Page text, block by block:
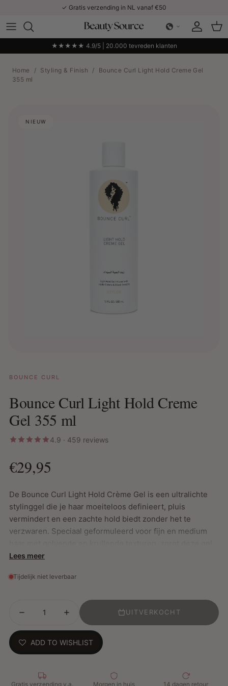
✓ Gratis verzending in NL vanaf €50
Account
★★★★★ 4.9/5 | 20.000 tevreden klanten
Home / Styling & Finish /
Bounce Curl Light Hold Creme Gel
355 ml
NIEUW
BOUNCE CURL
Bounce Curl Light Hold Creme
Gel 355 ml
4.9 · 459 reviews
€29,95
De Bounce Curl Light Hold Crème Gel is een ultralichte
stylinggel die je haar moeiteloos definieert, pluis
vermindert en een zachte hold biedt zonder het te
verzwaren. Speciaal geformuleerd voor fijn en medium
voor langdurige vorm en veerkracht. Verrijkt met
Oosterse zwarte zaadolie, biedt deze gel meer dan alleen
Belangrijkste Kenmerken:
Lichtgewicht formule: Creëert volume en laat je haar
gewichtloos aanvoelen.
Langdurige hold: Houdt je krullen de hele dag perfect
in vorm.
Lees meer
Tijdelijk niet leverbaar
UITVERKOCHT
ADD TO WISHLIST
Gratis verzending v.a.
Morgen in huis 14 dagen retour